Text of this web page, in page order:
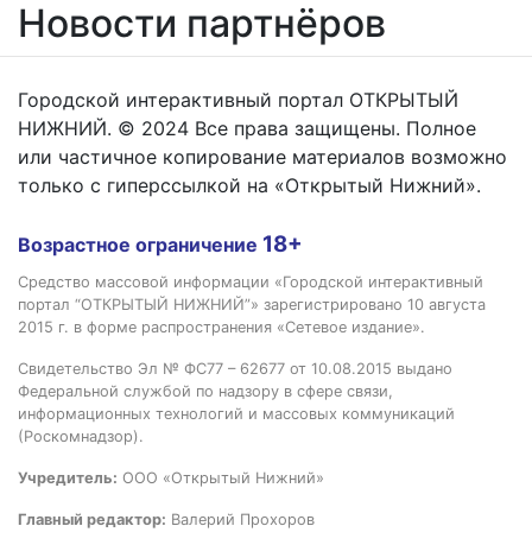
Новости партнёров
Городской интерактивный портал ОТКРЫТЫЙ
НИЖНИЙ. © 2024 Все права защищены. Полное
или частичное копирование материалов возможно
только с гиперссылкой на «Открытый Нижний».
Возрастное ограничение 18+
Средство массовой информации «Городской интерактивный
портал “ОТКРЫТЫЙ НИЖНИЙ”» зарегистрировано 10 августа
2015 г. в форме распространения «Сетевое издание».
Свидетельство Эл № ФС77 – 62677 от 10.08.2015 выдано
Федеральной службой по надзору в сфере связи,
информационных технологий и массовых коммуникаций
(Роскомнадзор).
Учредитель: ООО «Открытый Нижний»
Главный редактор: Валерий Прохоров